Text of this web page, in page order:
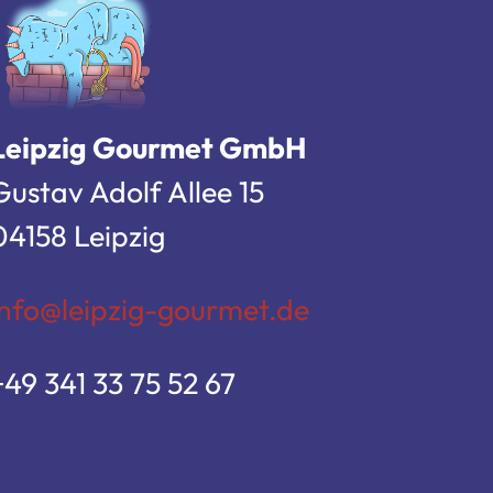
Gourmet GmbH
Adolf Allee 15
Leipzig
gourmet.de
341 33 75 52 67